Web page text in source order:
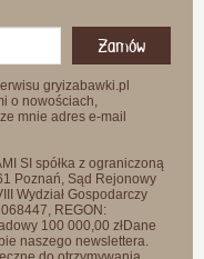
Zamów
gryizabawki.pl
o nowościach,
mnie adres e-mail
SI spółka z ograniczoną
Poznań, Sąd Rejonowy
Wydział Gospodarczy
REGON:
100 000,00 złDane
naszego newslettera.